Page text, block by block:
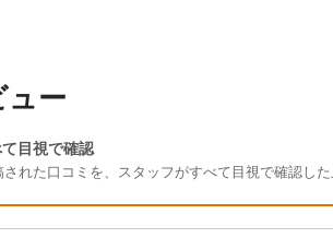
ー
目視で確認
された口コミを、スタッフがすべて目視で確認し